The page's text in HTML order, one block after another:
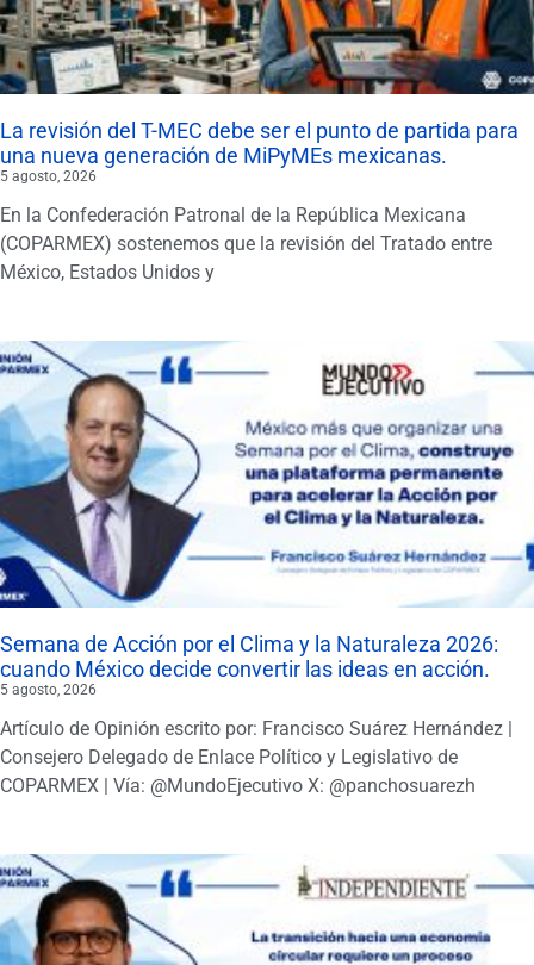
La revisión del T-MEC debe ser el punto de partida para
una nueva generación de MiPyMEs mexicanas.
5 agosto, 2026
En la Confederación Patronal de la República Mexicana
(COPARMEX) sostenemos que la revisión del Tratado entre
México, Estados Unidos y
Semana de Acción por el Clima y la Naturaleza 2026:
cuando México decide convertir las ideas en acción.
5 agosto, 2026
Artículo de Opinión escrito por: Francisco Suárez Hernández |
Consejero Delegado de Enlace Político y Legislativo de
COPARMEX | Vía: @MundoEjecutivo X: @panchosuarezh